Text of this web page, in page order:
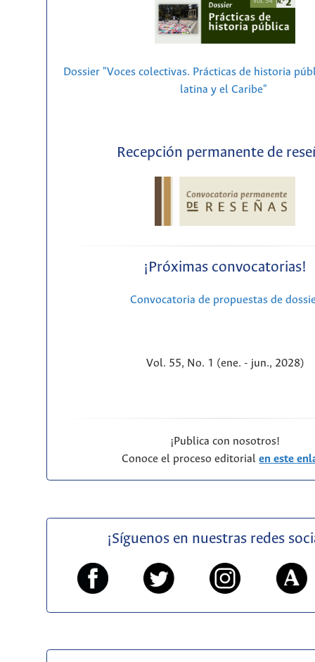
Dossier "Voces colectivas. Prácticas de historia
latina y el Caribe"
Recepción permanente de
¡Próximas convocatorias!
Convocatoria de propuestas de
Vol. 55, No. 1 (ene. - jun., 2028)
¡Publica con nosotros!
Conoce el proceso editorialen este
¡Síguenos en nuestras redes